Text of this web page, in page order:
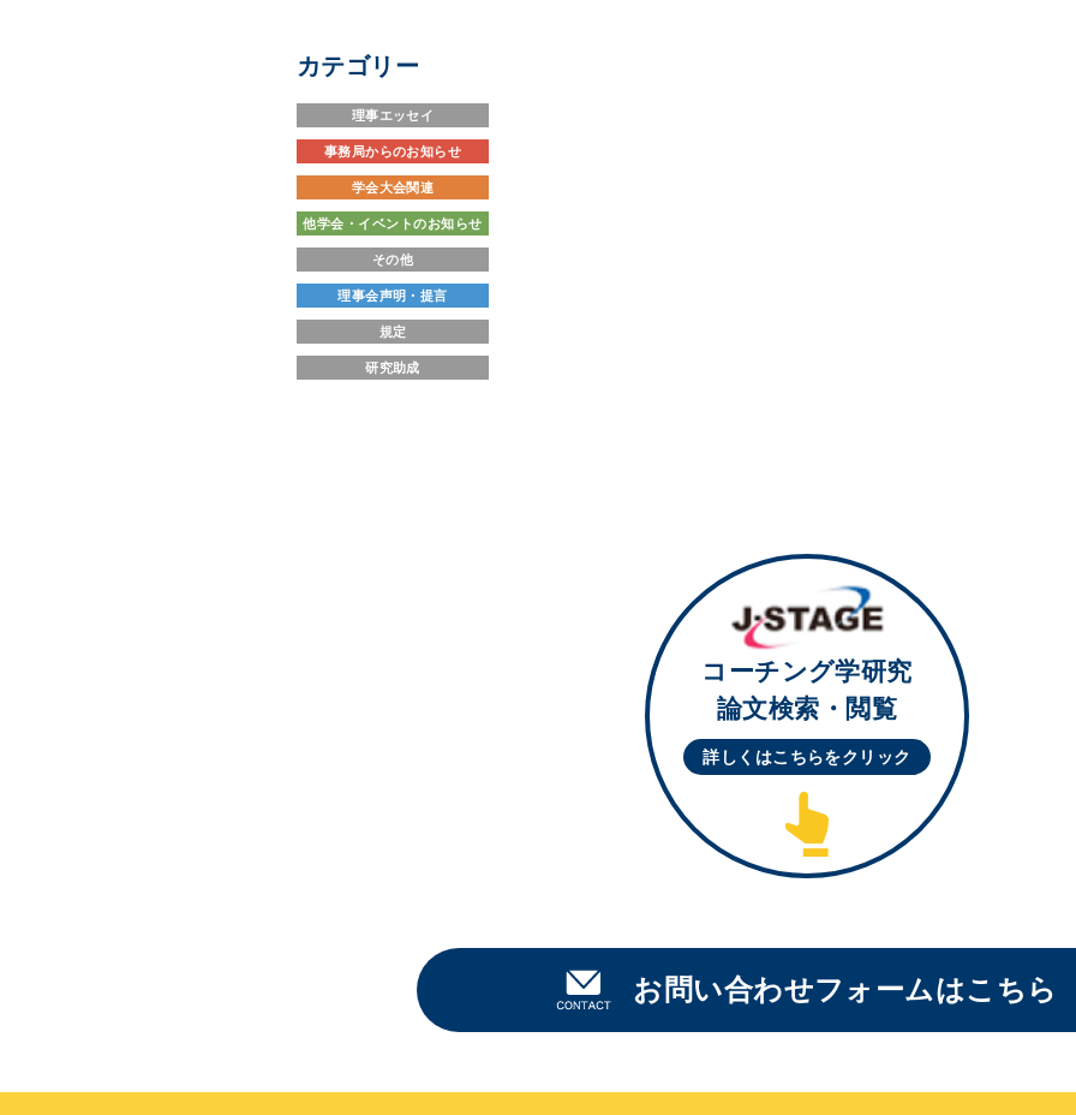
カテゴリー
理事エッセイ
事務局からのお知らせ
学会大会関連
他学会・イベントのお知らせ
その他
理事会声明・提言
規定
研究助成
コーチング学研究
論文検索・閲覧
詳しくはこちらをクリック
お問い合わせフォームはこちら